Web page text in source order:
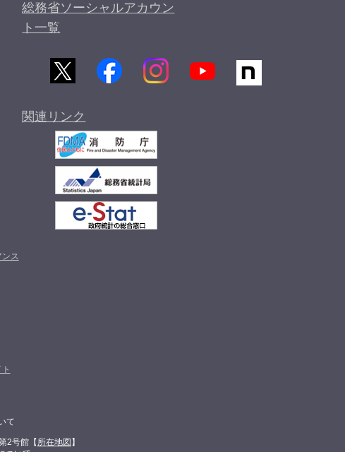
ス
総務省ソーシャルアカウン
ト一覧
関連リンク
て
2号館【 所在地図 】